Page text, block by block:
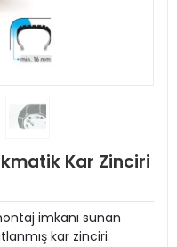
Kar Zinciri
imkanı sunan
kar zinciri.